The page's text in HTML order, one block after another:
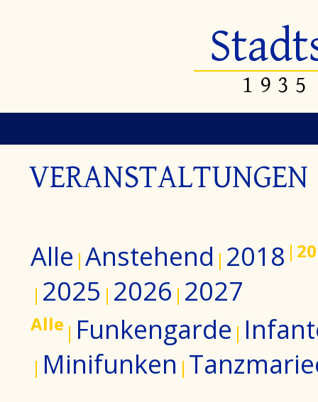
VERANSTALTUNGEN
Alle Anstehend 2018
2025 2026 2027
Alle Funkengarde
Minifunken